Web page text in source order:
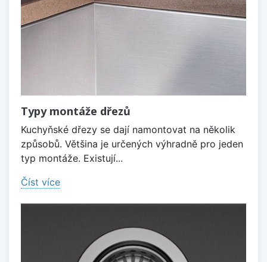
Typy montáže dřezů
Kuchyňské dřezy se dají namontovat na několik
způsobů. Většina je určených výhradně pro jeden
typ montáže. Existují...
Číst více